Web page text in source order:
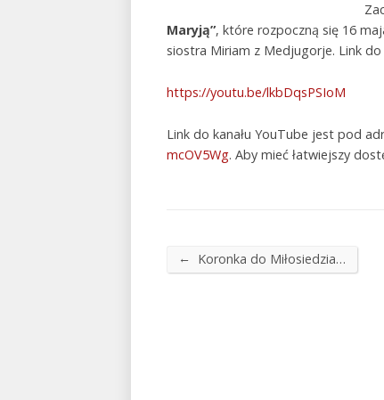
Maryją”, które rozpoczną się 16
siostra Miriam z Medjugorje. Link
https://youtu.be/lkbDqsPSIoM
Link do kanału YouTube jest pod
mcOV5Wg. Aby mieć łatwiejszy
← Koronka do Miłosiedzia…